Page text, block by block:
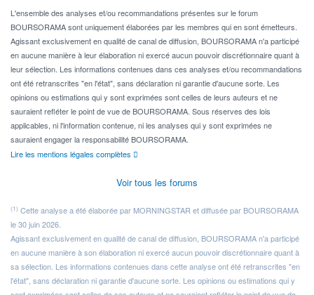
Pour l' ...
L'ensemble des analyses et/ou recommandations présentes sur le forum
BOURSORAMA sont uniquement élaborées par les membres qui en sont émetteurs.
Agissant exclusivement en qualité de canal de diffusion, BOURSORAMA n'a participé
en aucune manière à leur élaboration ni exercé aucun pouvoir discrétionnaire quant à
leur sélection. Les informations contenues dans ces analyses et/ou recommandations
ont été retranscrites "en l'état", sans déclaration ni garantie d'aucune sorte. Les
opinions ou estimations qui y sont exprimées sont celles de leurs auteurs et ne
sauraient refléter le point de vue de BOURSORAMA. Sous réserves des lois
applicables, ni l'information contenue, ni les analyses qui y sont exprimées ne
sauraient engager la responsabilité BOURSORAMA.
Lire les mentions légales complètes
Voir tous les forums
(1) Cette analyse a été élaborée par MORNINGSTAR et diffusée par BOURSORAMA
le 30 juin 2026.
Agissant exclusivement en qualité de canal de diffusion, BOURSORAMA n'a participé
en aucune manière à son élaboration ni exercé aucun pouvoir discrétionnaire quant à
sa sélection. Les informations contenues dans cette analyse ont été retranscrites "en
l'état", sans déclaration ni garantie d'aucune sorte. Les opinions ou estimations qui y